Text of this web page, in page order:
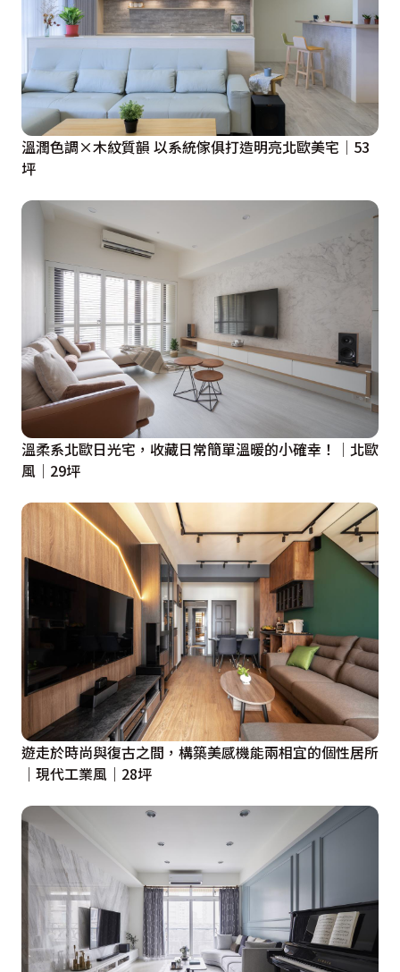
溫潤色調×木紋質韻 以系統傢俱打造明亮北歐美宅│53
坪
溫柔系北歐日光宅，收藏日常簡單溫暖的小確幸！│北歐
風│29坪
遊走於時尚與復古之間，構築美感機能兩相宜的個性居所
｜現代工業風｜28坪